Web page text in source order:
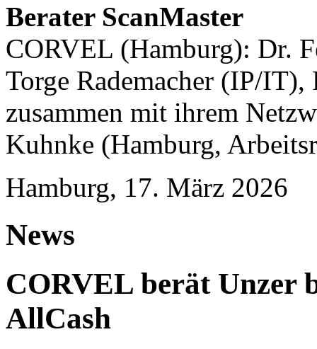
Berater ScanMaster
CORVEL (Hamburg): Dr.
Torge Rademacher (IP/
zusammen mit ihrem
Kuhnke (Hamburg,
Hamburg, 17. März 2026
News
CORVEL berät Unzer
AllCash